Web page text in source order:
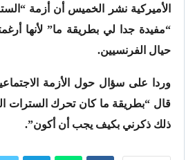
الأميركية نشر الخميس أن أزمة
“مفيدة جدا لي بطريقة ما” لأنها
حيال الفرنسيين.
وردا على سؤال حول الأزمة
قال “بطريقة ما كان تحرك السترات
ذلك ذكرني بكيف يجب أن أكون”.